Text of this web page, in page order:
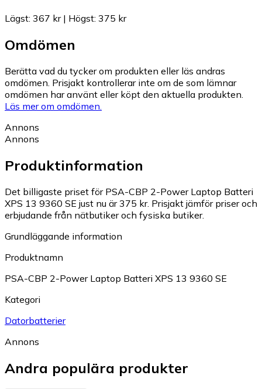
Lägst: 367 kr| Högst: 375 kr
Omdömen
Berätta vad du tycker om produkten eller läs andras
omdömen. Prisjakt kontrollerar inte om de som lämnar
omdömen har använt eller köpt den aktuella produkten.
Läs mer om omdömen.
Annons
Annons
Produktinformation
Det billigaste priset för PSA-CBP 2-Power Laptop Batteri
XPS 13 9360 SE just nu är 375 kr. Prisjakt jämför priser och
erbjudande från nätbutiker och fysiska butiker.
Grundläggande information
Produktnamn
PSA-CBP 2-Power Laptop Batteri XPS 13 9360 SE
Kategori
Datorbatterier
Annons
Andra populära produkter